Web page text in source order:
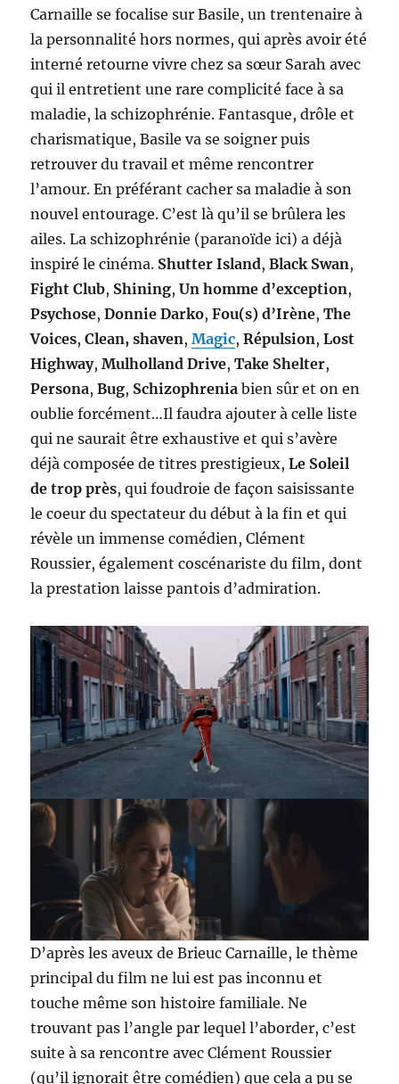
Carnaille se focalise sur Basile, un trentenaire à
la personnalité hors normes, qui après avoir été
interné retourne vivre chez sa sœur Sarah avec
qui il entretient une rare complicité face à sa
maladie, la schizophrénie. Fantasque, drôle et
charismatique, Basile va se soigner puis
retrouver du travail et même rencontrer
l’amour. En préférant cacher sa maladie à son
nouvel entourage. C’est là qu’il se brûlera les
ailes. La schizophrénie (paranoïde ici) a déjà
inspiré le cinéma. Shutter Island,Black Swan,
Fight Club, Shining,Un homme d’exception,
Psychose,Donnie Darko,Fou(s) d’Irène,The
Voices,Clean, shaven,Magic,Répulsion,Lost
Highway,Mulholland Drive,Take Shelter,
Persona,Bug, Schizophrenia bien sûr et on en
oublie forcément…Il faudra ajouter à celle liste
qui ne saurait être exhaustive et qui s’avère
déjà composée de titres prestigieux,Le Soleil
de trop près, qui foudroie de façon saisissante
le coeur du spectateur du début à la fin et qui
révèle un immense comédien, Clément
Roussier, également coscénariste du film, dont
la prestation laisse pantois d’admiration.
D’après les aveux de Brieuc Carnaille, le thème
principal du film ne lui est pas inconnu et
touche même son histoire familiale. Ne
trouvant pas l’angle par lequel l’aborder, c’est
suite à sa rencontre avec Clément Roussier
(qu’il ignorait être comédien) que cela a pu se